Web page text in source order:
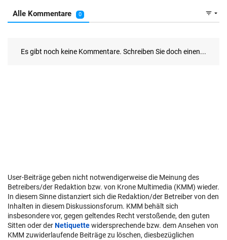
User-Beiträge geben nicht notwendigerweise die Meinung des
Betreibers/der Redaktion bzw. von Krone Multimedia (KMM) wieder.
In diesem Sinne distanziert sich die Redaktion/der Betreiber von den
Inhalten in diesem Diskussionsforum. KMM behält sich
insbesondere vor, gegen geltendes Recht verstoßende, den guten
Sitten oder derNetiquettewidersprechende bzw. dem Ansehen von
KMM zuwiderlaufende Beiträge zu löschen, diesbezüglichen